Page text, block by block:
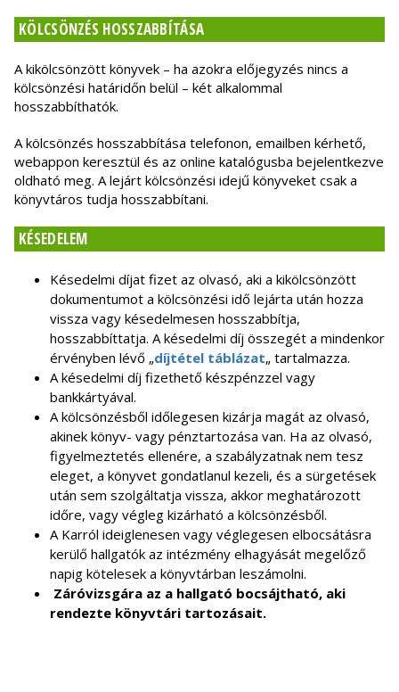
KÖLCSÖNZÉS HOSSZABBÍTÁSA
A kikölcsönzött könyvek – ha azokra előjegyzés nincs a
kölcsönzési határidőn belül – két alkalommal
hosszabbíthatók.
A kölcsönzés hosszabbítása telefonon, emailben kérhető,
webappon keresztül és az online katalógusba bejelentkezve
oldható meg. A lejárt kölcsönzési idejű könyveket csak a
könyvtáros tudja hosszabbítani.
KÉSEDELEM
Késedelmi díjat fizet az olvasó, aki a kikölcsönzött
dokumentumot a kölcsönzési idő lejárta után hozza
vissza vagy késedelmesen hosszabbítja,
hosszabbíttatja. A késedelmi díj összegét a mindenkor
érvényben lévő „díjtétel táblázat„ tartalmazza.
A késedelmi díj fizethető készpénzzel vagy
bankkártyával.
A kölcsönzésből időlegesen kizárja magát az olvasó,
akinek könyv- vagy pénztartozása van. Ha az olvasó,
figyelmeztetés ellenére, a szabályzatnak nem tesz
eleget, a könyvet gondatlanul kezeli, és a sürgetések
után sem szolgáltatja vissza, akkor meghatározott
időre, vagy végleg kizárható a kölcsönzésből.
A Karról ideiglenesen vagy véglegesen elbocsátásra
kerülő hallgatók az intézmény elhagyását megelőző
napig kötelesek a könyvtárban leszámolni.
Záróvizsgára az a hallgató bocsájtható, aki
rendezte könyvtári tartozásait.